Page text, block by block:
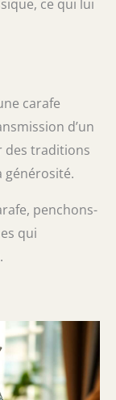
ce qui lui
carafe
d’un
des traditions
générosité.
penchons-
qui